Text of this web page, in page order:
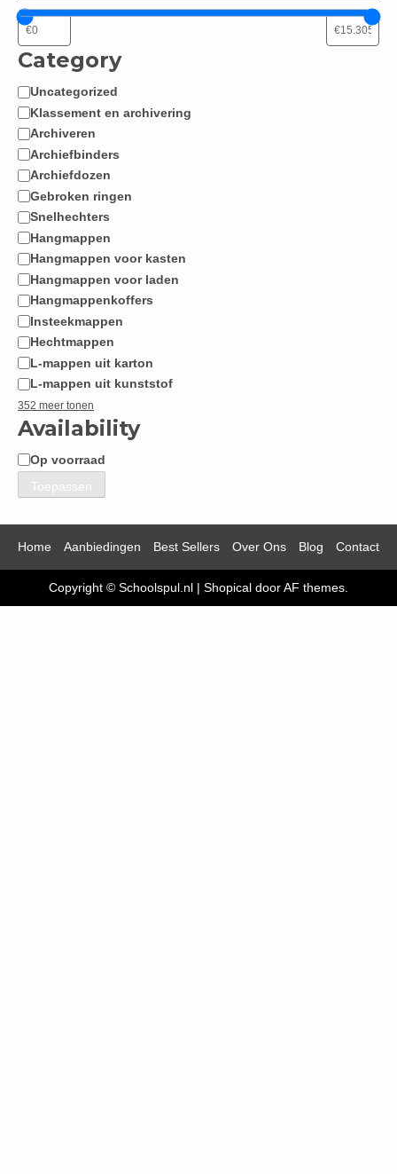
Category
Categorie
Uncategorized
Klassement en archivering
Archiveren
Archiefbinders
Archiefdozen
Gebroken ringen
Snelhechters
Hangmappen
Hangmappen voor kasten
Hangmappen voor laden
Hangmappenkoffers
Insteekmappen
Hechtmappen
L-mappen uit karton
L-mappen uit kunststof
352 meer tonen
Availability
Beschikbaarheid
Op voorraad
Toepassen
Home Aanbiedingen Best Sellers Over Ons Blog Contact
Copyright © Schoolspul.nl | Shopical door AF themes.